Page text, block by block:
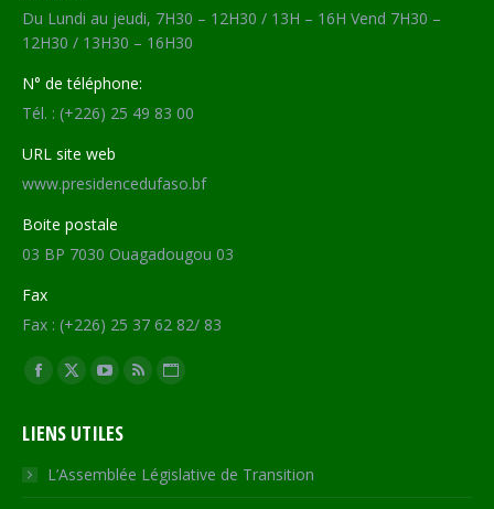
Du Lundi au jeudi, 7H30 – 12H30 / 13H – 16H Vend 7H30 –
12H30 / 13H30 – 16H30
N° de téléphone:
Tél. : (+226) 25 49 83 00
URL site web
www.presidencedufaso.bf
Boite postale
03 BP 7030 Ouagadougou 03
Fax
Fax : (+226) 25 37 62 82/ 83
Trouvez nous sur :
Facebook
opens
in
new
X
opens
in
new
YouTube
opens
in
new
RSS
in
new
Site
opens
in
LIENS UTILES
L’Assemblée Législative de Transition